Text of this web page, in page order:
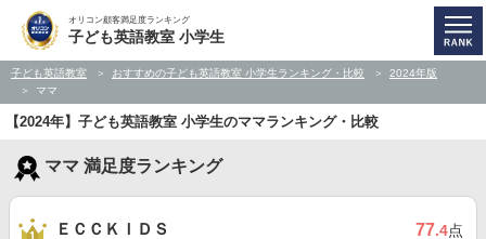
オリコン顧客満足度ランキング
子ども英語教室 小学生
子ども英語教室 おすすめの子ども英語教室 小学生ランキング・比較
2024年版
ママ
【2024年】子ども英語教室 小学生のママランキング・比較
ママ 満足度ランキング
ＥＣＣＫＩＤＳ 77.4点